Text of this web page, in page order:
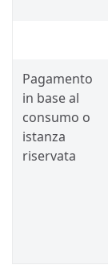
Pagamento
in base al
consumo o
istanza
riservata